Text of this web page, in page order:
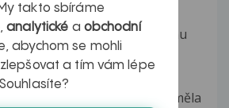
zhoubného melanomu
a odebrání...
tento problém. Moje matka měla
takto sbíráme
,analytické a obchodní
abychom se mohli
a tím vám lépe